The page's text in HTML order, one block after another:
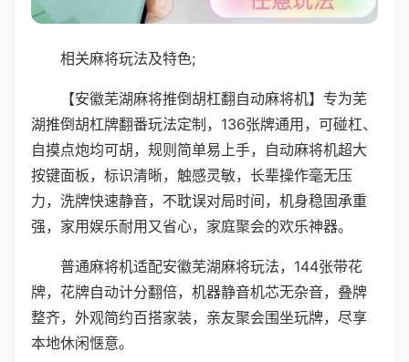
相关麻将玩法及特色;
【安徽芜湖麻将推倒胡杠翻自动麻将机】专为芜
湖推倒胡杠牌翻番玩法定制，136张牌通用，可碰杠、
自摸点炮均可胡，规则简单易上手，自动麻将机超大
按键面板，标识清晰，触感灵敏，长辈操作毫无压
力，洗牌快速静音，不耽误对局时间，机身稳固承重
强，家用娱乐耐用又省心，家庭聚会的欢乐神器。
普通麻将机适配安徽芜湖麻将玩法，144张带花
牌，花牌自动计分翻倍，机器静音机芯无杂音，叠牌
整齐，外观简约百搭家装，亲友聚会围坐玩牌，尽享
本地休闲惬意。